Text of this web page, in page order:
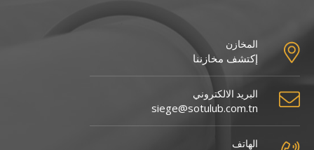
المخازن
إكتشف مخازننا
البريد الالكتروني
siege@sotulub.com.tn
الهاتف